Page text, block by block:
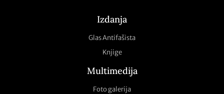
Izdanja
Glas Antifašista
Knjige
Multimedija
Foto galerija